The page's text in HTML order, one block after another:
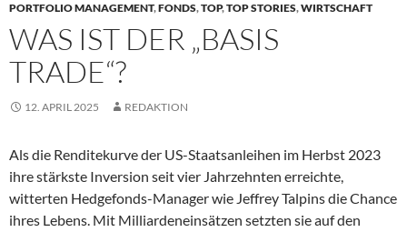
PORTFOLIO MANAGEMENT,FONDS,TOP,TOP STORIES,WIRTSCHAFT
WAS IST DER „BASIS
TRADE“?
12. APRIL 2025 REDAKTION
Als die Renditekurve der US-Staatsanleihen im Herbst 2023
ihre stärkste Inversion seit vier Jahrzehnten erreichte,
witterten Hedgefonds-Manager wie Jeffrey Talpins die Chance
ihres Lebens. Mit Milliardeneinsätzen setzten sie auf den